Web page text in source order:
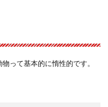
って基本的に惰性的です。